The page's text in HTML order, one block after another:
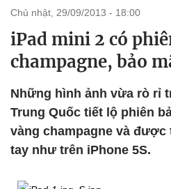
chủ nhật, 29/09/2013 - 18:00
iPad mini 2 có
champagne, bảo
Những hình ảnh vừa rò rỉ
Trung Quốc tiết lộ phiên
vàng champagne và được
tay như trên iPhone 5S.